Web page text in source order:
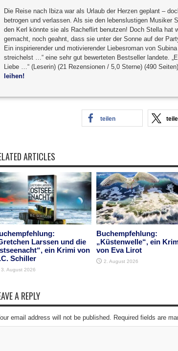
Die Reise nach Ibiza war als Urlaub der Herzen geplant –
betrogen und verlassen. Als sie den lebenslustigen Musiker
den Kerl könnte sie als Racheflirt benutzen! Doch Stella hat
gemacht, noch geahnt, dass sie unter der Sonne auf der
Ein inspirierender und motivierender Liebesroman von
streichelst …“ eine sehr gut bewerteten Bestseller landete.
Liebe …“ (Leserin) (21 Rezensionen / 5,0 Sterne) (490
leihen!
teilen
ARTICLES
Larssen und die
ein Krimi von
Schiller
3. August 2026
Buchempfehlung:
„Küstenwelle“, ein
von Eva Lirot
2. August 2026
A REPLY
email address will not be published. Required fields are